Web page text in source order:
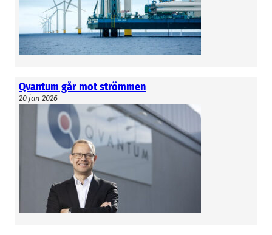
Emiliano Strauss
Gunnar Wrede
Qvantum går mot strömmen
20 jan 2026